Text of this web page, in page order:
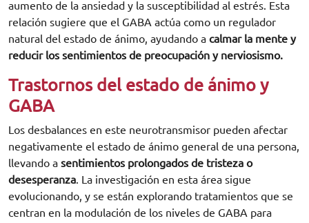
aumento de la ansiedad y la susceptibilidad al estrés. Esta
relación sugiere que el GABA actúa como un regulador
natural del estado de ánimo, ayudando a calmar la mente y
reducir los sentimientos de preocupación y nerviosismo.
Trastornos del estado de ánimo y
GABA
Los desbalances en este neurotransmisor pueden afectar
negativamente el estado de ánimo general de una persona,
llevando a sentimientos prolongados de tristeza o
desesperanza. La investigación en esta área sigue
evolucionando, y se están explorando tratamientos que se
centran en la modulación de los niveles de GABA para